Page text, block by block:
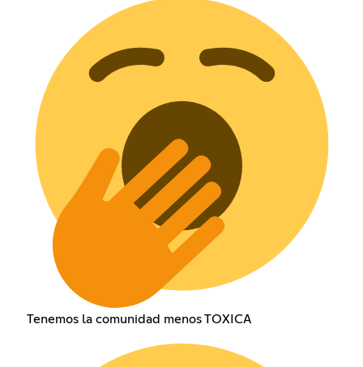
Tenemos la comunidad menos TOXICA